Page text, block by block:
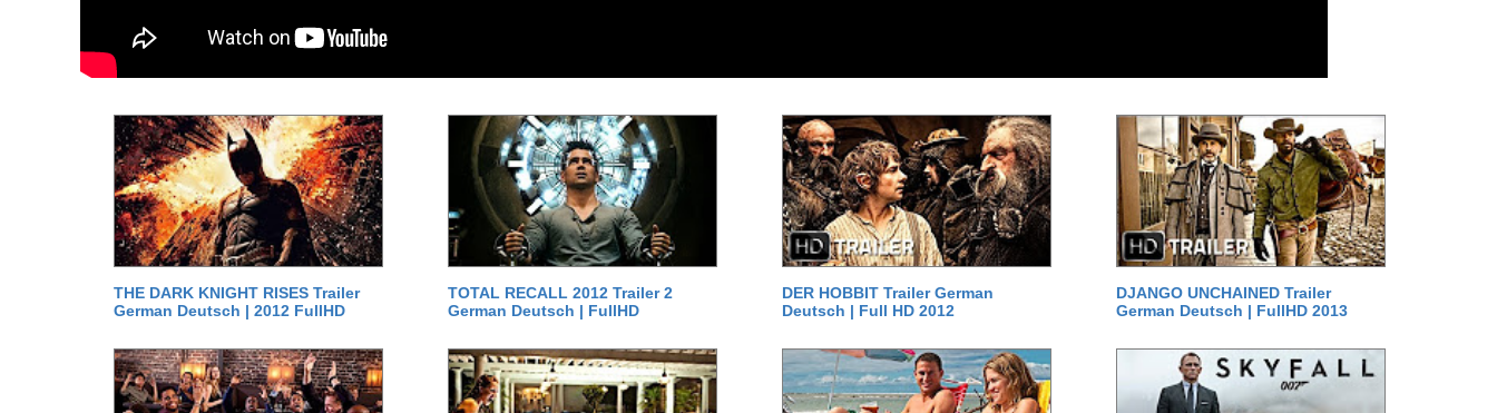
THE DARK KNIGHT RISES Trailer
German Deutsch | 2012 FullHD
TOTAL RECALL 2012 Trailer 2
German Deutsch | FullHD
DER HOBBIT Trailer German
Deutsch | Full HD 2012
DJANGO UNCHAINED Trailer
German Deutsch | FullHD 2013